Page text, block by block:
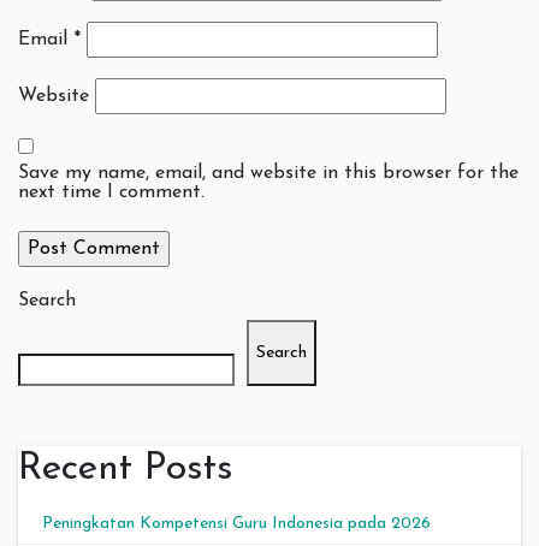
Email *
Website
Save my name, email, and website in this browser for the
next time I comment.
Search
Search
Recent Posts
Peningkatan Kompetensi Guru Indonesia pada 2026